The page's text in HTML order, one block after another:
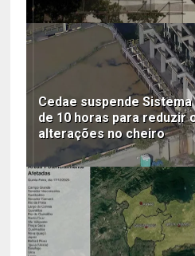
Cedae suspende
de 10 horas para reduzir
alterações no cheiro